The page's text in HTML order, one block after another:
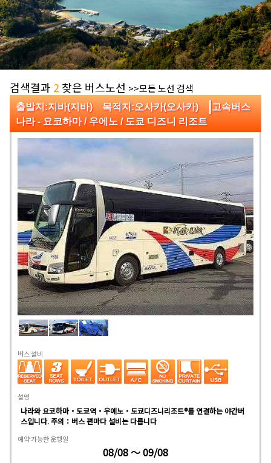
검색결과 2 찾은 버스노선 >>모든 노선 검색
출발지:지바(지바) 목적지:오사카(오사카) |고속버스
나라 - 요코하마 / 우에노 / 도쿄 디즈니 리조트
버스 설비
설명
나라와 요코하마・도쿄역・우에노・도쿄디즈니리조트®를 연결하는 야간버
스입니다. 주의：버스 편마다 설비는 다릅니다
예약 가능한 운행일
08/08 ～ 09/08